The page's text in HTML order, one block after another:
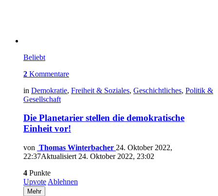
Beliebt
2 Kommentare
in Demokratie, Freiheit & Soziales, Geschichtliches, Politik &
Gesellschaft
Die Planetarier stellen die demokratische
Einheit vor!
von Thomas Winterbacher 24. Oktober 2022,
22:37Aktualisiert 24. Oktober 2022, 23:02
4 Punkte
Upvote Ablehnen
Mehr